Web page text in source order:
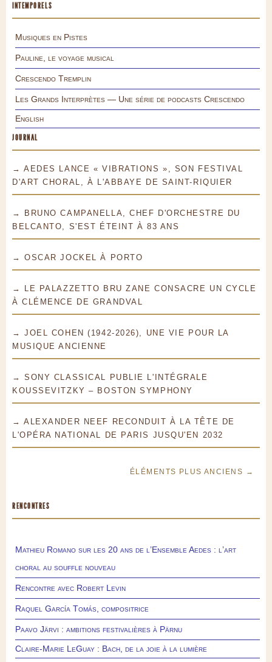
INTEMPORELS
Musiques en Pistes
Pauline, le voyage musical
Crescendo Tremplin
Les Grands Interprètes — Une série de podcasts Crescendo
English
JOURNAL
→ AEDES LANCE « VIBRATIONS », SON FESTIVAL
D'ART CHORAL, À L'ABBAYE DE SAINT-RIQUIER
→ BRUNO CAMPANELLA, CHEF D'ORCHESTRE DU
BELCANTO, S'EST ÉTEINT À 83 ANS
→ OSCAR JOCKEL À PORTO
→ LE PALAZZETTO BRU ZANE CONSACRE UN CYCLE
À CLÉMENCE DE GRANDVAL
→ JOEL COHEN (1942-2026), UNE VIE POUR LA
MUSIQUE ANCIENNE
→ SONY CLASSICAL PUBLIE L'INTÉGRALE
KOUSSEVITZKY – BOSTON SYMPHONY
→ ALEXANDER NEEF RECONDUIT À LA TÊTE DE
L'OPÉRA NATIONAL DE PARIS JUSQU'EN 2032
ÉLÉMENTS PLUS ANCIENS →
RENCONTRES
Mathieu Romano sur les 20 ans de l’Ensemble Aedes : l’art
choral au souffle nouveau
Rencontre avec Robert Levin
Raquel García Tomás, compositrice
Paavo Järvi : ambitions festivalières à Pärnu
Claire-Marie LeGuay : Bach, de la joie à la lumière